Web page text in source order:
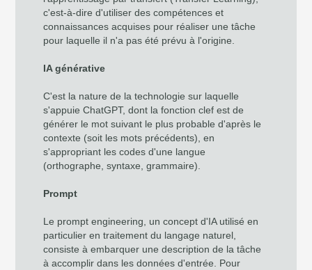
c'est-à-dire d'utiliser des compétences et
connaissances acquises pour réaliser une tâche
pour laquelle il n'a pas été prévu à l'origine.
IA générative
C'est la nature de la technologie sur laquelle
s'appuie ChatGPT, dont la fonction clef est de
générer le mot suivant le plus probable d'après le
contexte (soit les mots précédents), en
s'appropriant les codes d'une langue
(orthographe, syntaxe, grammaire).
Prompt
Le prompt engineering, un concept d'IA utilisé en
particulier en traitement du langage naturel,
consiste à embarquer une description de la tâche
à accomplir dans les données d'entrée. Pour